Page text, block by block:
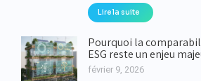
Lire la suite
Pourquoi la
ESG reste un enjeu
février 9, 2026